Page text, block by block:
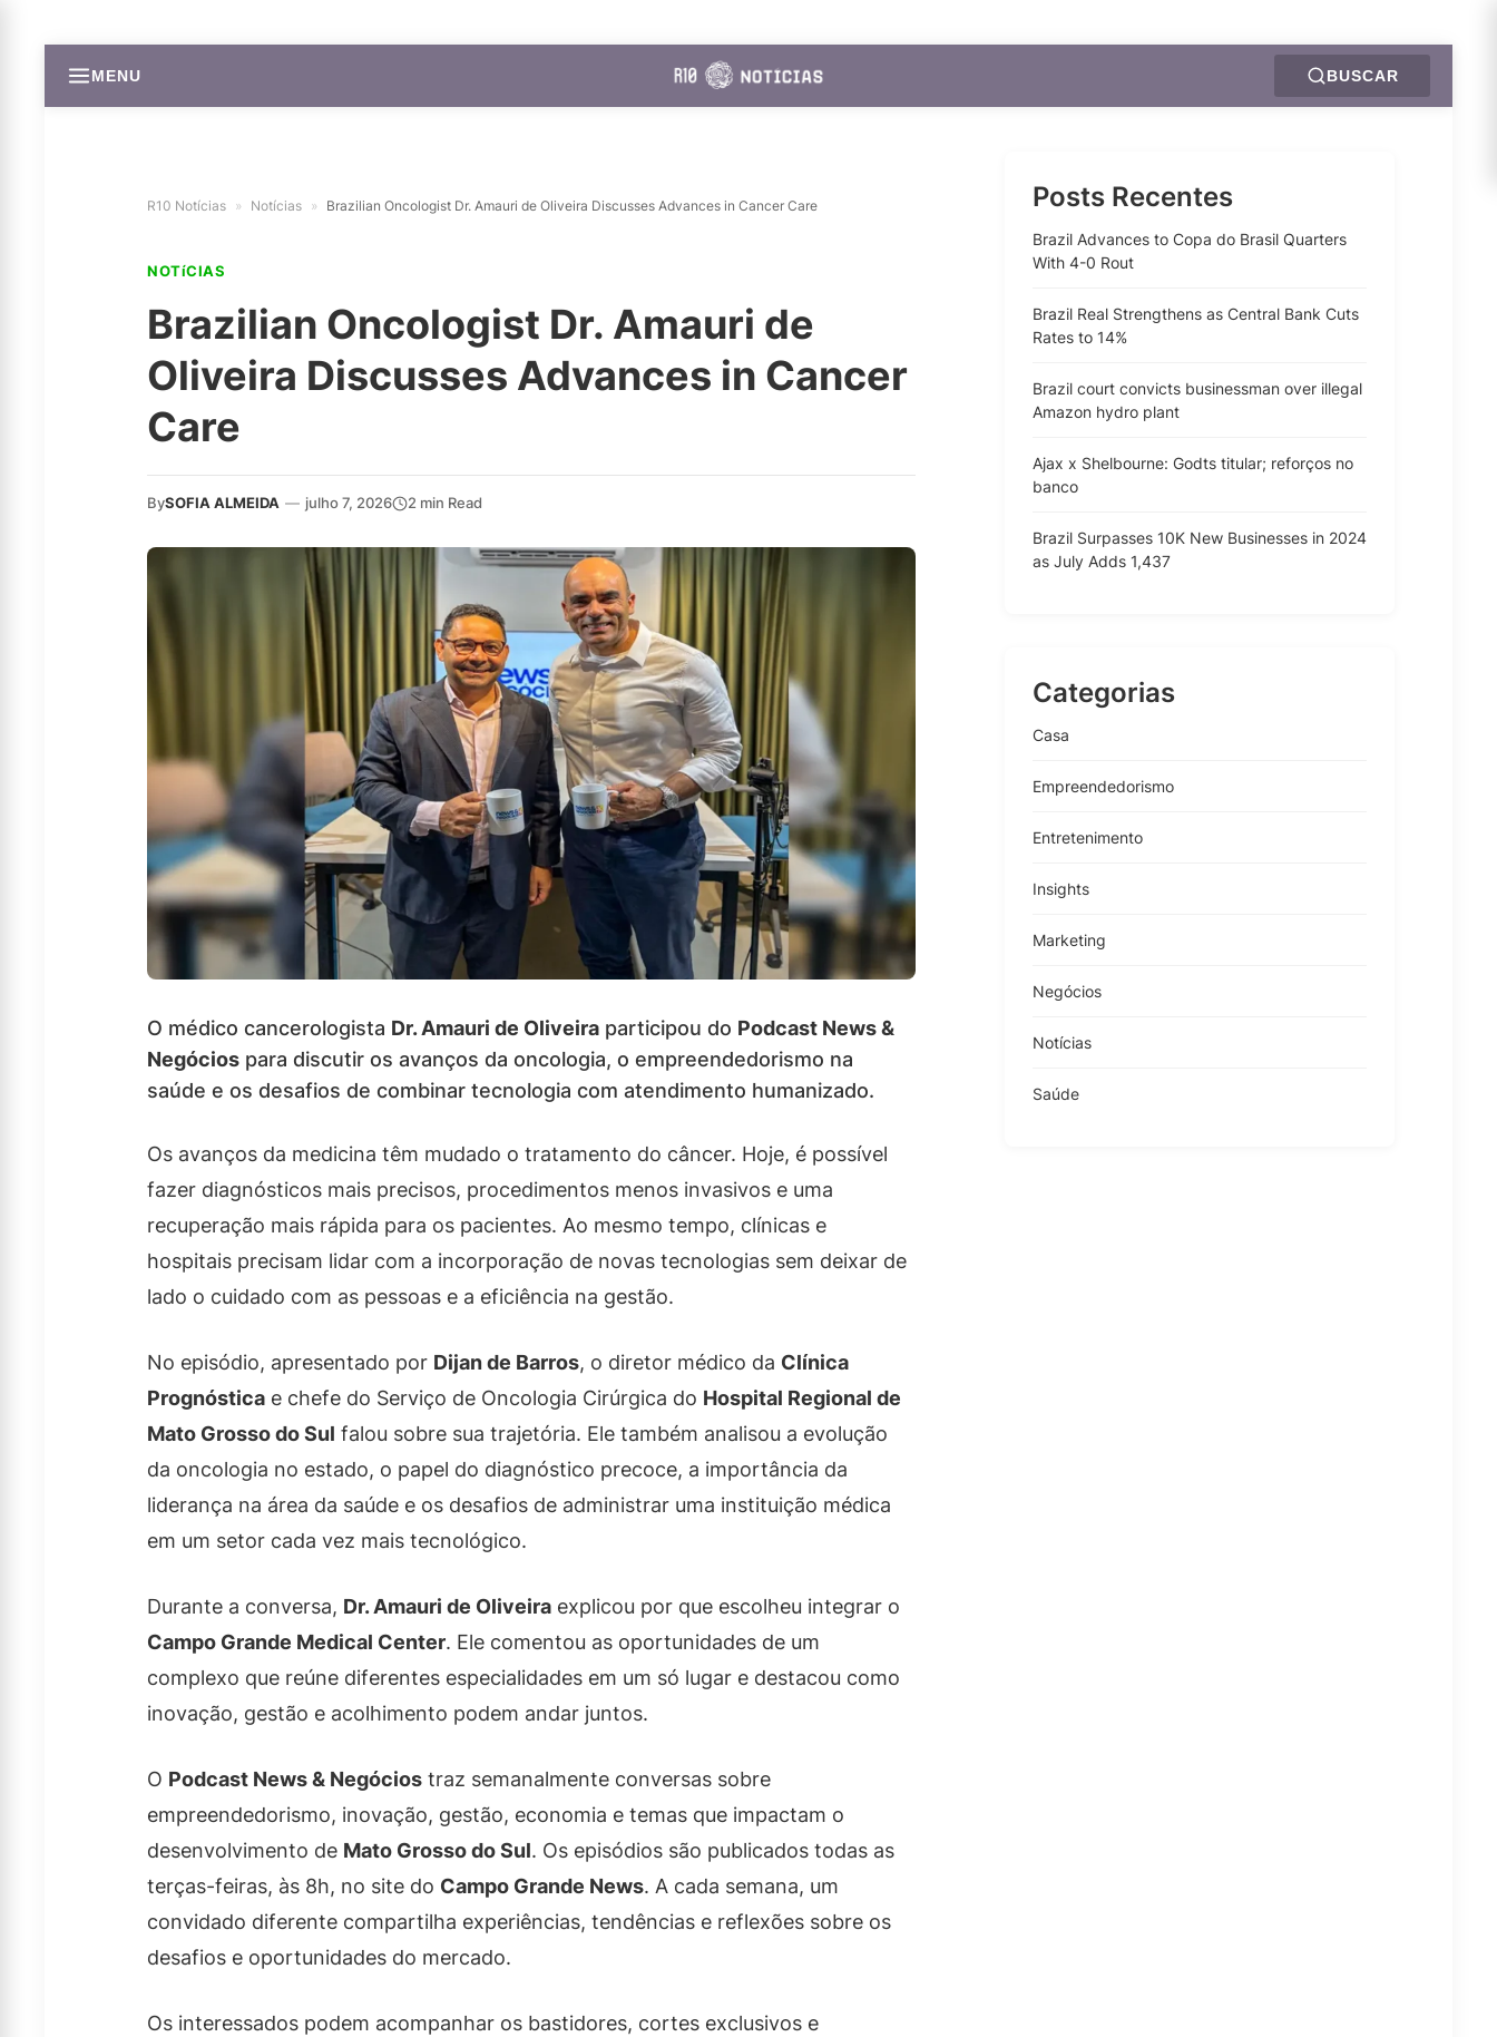
MENU BUSCAR
R10 Notícias » Notícias » Brazilian Oncologist Dr. Amauri de Oliveira Discusses Advances in Cancer Care
NOTíCIAS
Brazilian Oncologist Dr. Amauri de
Oliveira Discusses Advances in Cancer
Care
BySOFIA ALMEIDA — julho 7, 2026 2 min Read
O médico cancerologista Dr. Amauri de Oliveira participou do Podcast News &
Negócios para discutir os avanços da oncologia, o empreendedorismo na
saúde e os desafios de combinar tecnologia com atendimento humanizado.
Os avanços da medicina têm mudado o tratamento do câncer. Hoje, é possível
fazer diagnósticos mais precisos, procedimentos menos invasivos e uma
recuperação mais rápida para os pacientes. Ao mesmo tempo, clínicas e
hospitais precisam lidar com a incorporação de novas tecnologias sem deixar de
lado o cuidado com as pessoas e a eficiência na gestão.
No episódio, apresentado por Dijan de Barros, o diretor médico da Clínica
Prognóstica e chefe do Serviço de Oncologia Cirúrgica do Hospital Regional de
Mato Grosso do Sul falou sobre sua trajetória. Ele também analisou a evolução
da oncologia no estado, o papel do diagnóstico precoce, a importância da
liderança na área da saúde e os desafios de administrar uma instituição médica
em um setor cada vez mais tecnológico.
Durante a conversa, Dr. Amauri de Oliveira explicou por que escolheu integrar o
Campo Grande Medical Center. Ele comentou as oportunidades de um
complexo que reúne diferentes especialidades em um só lugar e destacou como
inovação, gestão e acolhimento podem andar juntos.
O Podcast News & Negócios traz semanalmente conversas sobre
empreendedorismo, inovação, gestão, economia e temas que impactam o
desenvolvimento de Mato Grosso do Sul. Os episódios são publicados todas as
terças-feiras, às 8h, no site do Campo Grande News. A cada semana, um
convidado diferente compartilha experiências, tendências e reflexões sobre os
desafios e oportunidades do mercado.
Os interessados podem acompanhar os bastidores, cortes exclusivos e
Posts Recentes
Brazil Advances to Copa do Brasil Quarters
With 4-0 Rout
Brazil Real Strengthens as Central Bank Cuts
Rates to 14%
Brazil court convicts businessman over illegal
Amazon hydro plant
Ajax x Shelbourne: Godts titular; reforços no
banco
Brazil Surpasses 10K New Businesses in 2024
as July Adds 1,437
Categorias
Casa
Empreendedorismo
Entretenimento
Insights
Marketing
Negócios
Notícias
Saúde